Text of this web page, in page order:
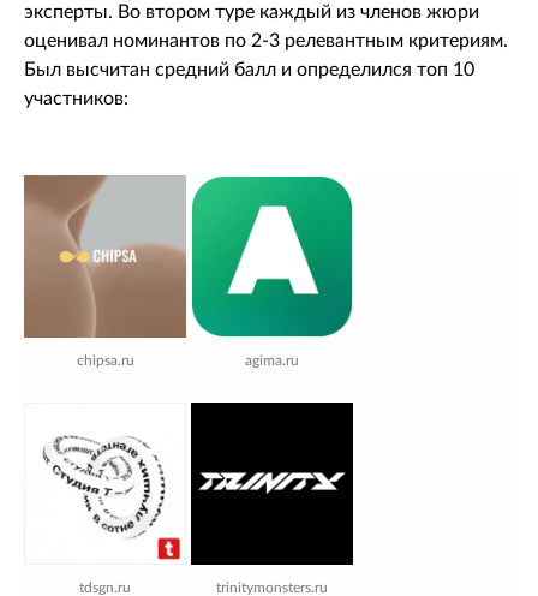
эксперты. Во втором туре каждый из членов жюри
оценивал номинантов по 2-3 релевантным критериям.
Был высчитан средний балл и определился топ 10
участников:
chipsa.ru agima.ru
tdsgn.ru trinitymonsters.ru